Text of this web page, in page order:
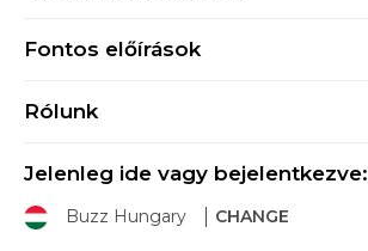
online@buzzsneakers.hu
Visszatérítések
Ajándékkártya
Fontos előírások
Sport & Bonus szabályzata
Rólunk
Buzz márkák
Üzletek
Jelenleg ide vagy bejelentkezve:
Buzz Hungary CHANGE